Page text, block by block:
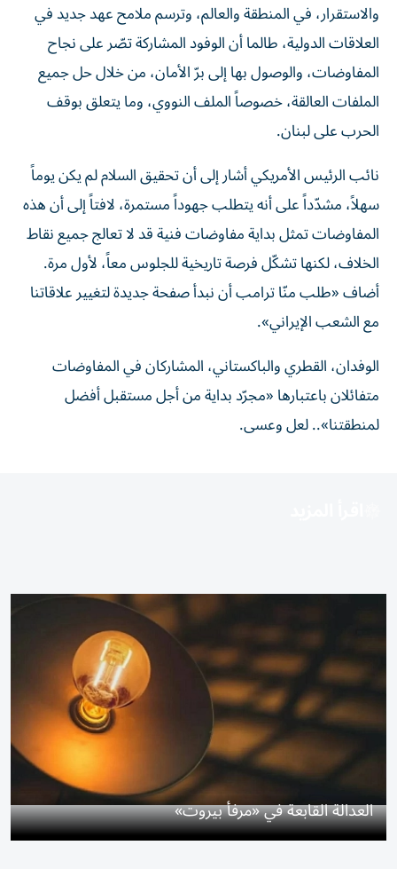
والاستقرار، في المنطقة والعالم، وترسم ملامح عهد جديد في
العلاقات الدولية، طالما أن الوفود المشاركة تصّر على نجاح
المفاوضات، والوصول بها إلى برّ الأمان، من خلال حل جميع
الملفات العالقة، خصوصاً الملف النووي، وما يتعلق بوقف
الحرب على لبنان.
نائب الرئيس الأمريكي أشار إلى أن تحقيق السلام لم يكن يوماً
سهلاً، مشدّداً على أنه يتطلب جهوداً مستمرة، لافتاً إلى أن هذه
المفاوضات تمثل بداية مفاوضات فنية قد لا تعالج جميع نقاط
الخلاف، لكنها تشكّل فرصة تاريخية للجلوس معاً، لأول مرة.
أضاف «طلب منّا ترامب أن نبدأ صفحة جديدة لتغيير علاقاتنا
مع الشعب الإيراني».
الوفدان، القطري والباكستاني، المشاركان في المفاوضات
متفائلان باعتبارها «مجرّد بداية من أجل مستقبل أفضل
لمنطقتنا».. لعل وعسى.
العدالة القابعة في «مرفأ بيروت»